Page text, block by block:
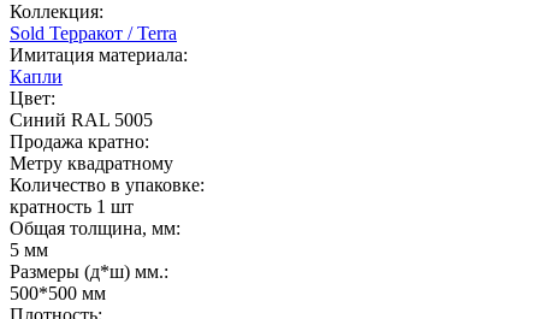
Коллекция:
Sold Терракот / Terra
Имитация материала:
Капли
Цвет:
Синий RAL 5005
Продажа кратно:
Метру квадратному
Количество в упаковке:
кратность 1 шт
Общая толщина, мм:
5 мм
Размеры (д*ш) мм.:
500*500 мм